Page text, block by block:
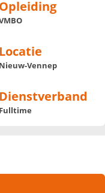
Locatie
Nieuw-Vennep
Dienstverband
Fulltime